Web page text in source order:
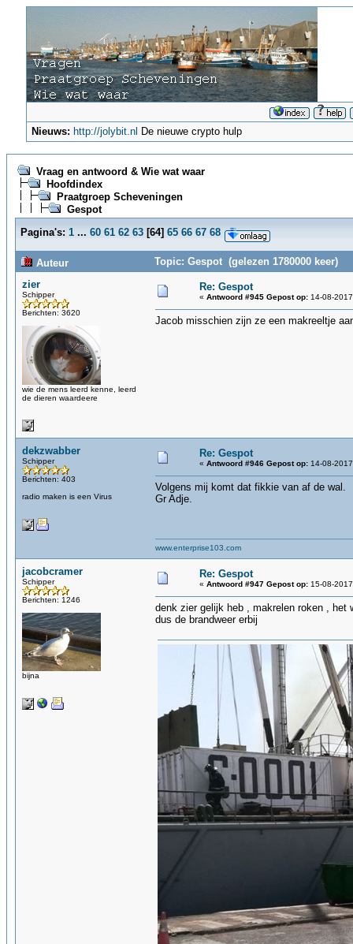
Nieuws: http://jolybit.nl De nieuwe crypto hulp
Vraag en antwoord & Wie wat waar
Hoofdindex
Praatgroep Scheveningen
Gespot
Pagina's: 1 ... 60 61 62 63 [64] 65 66 67 68
Auteur
Topic: Gespot (gelezen 1780000 keer)
zier
Schipper
Berichten: 3620
wie de mens leerd kenne, leerd
de dieren waardeere
Re: Gespot
« Antwoord #945 Gepost op: 14-08-
Jacob misschien zijn ze een makreeltje
dekzwabber
Schipper
Berichten: 403
radio maken is een Virus
Re: Gespot
« Antwoord #946 Gepost op: 14-08-
Volgens mij komt dat fikkie van af de wal.
Gr Adje.
www.enterprise103.com
jacobcramer
Schipper
Berichten: 1246
bijna
Re: Gespot
« Antwoord #947 Gepost op: 15-08-
denk zier gelijk heb , makrelen roken , het
dus de brandweer erbij